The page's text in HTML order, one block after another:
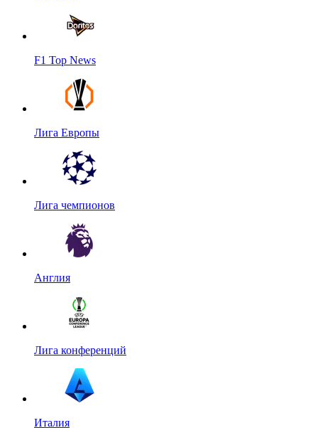
F1 Top News
Лига Европы
Лига чемпионов
Англия
Лига конференций
Италия